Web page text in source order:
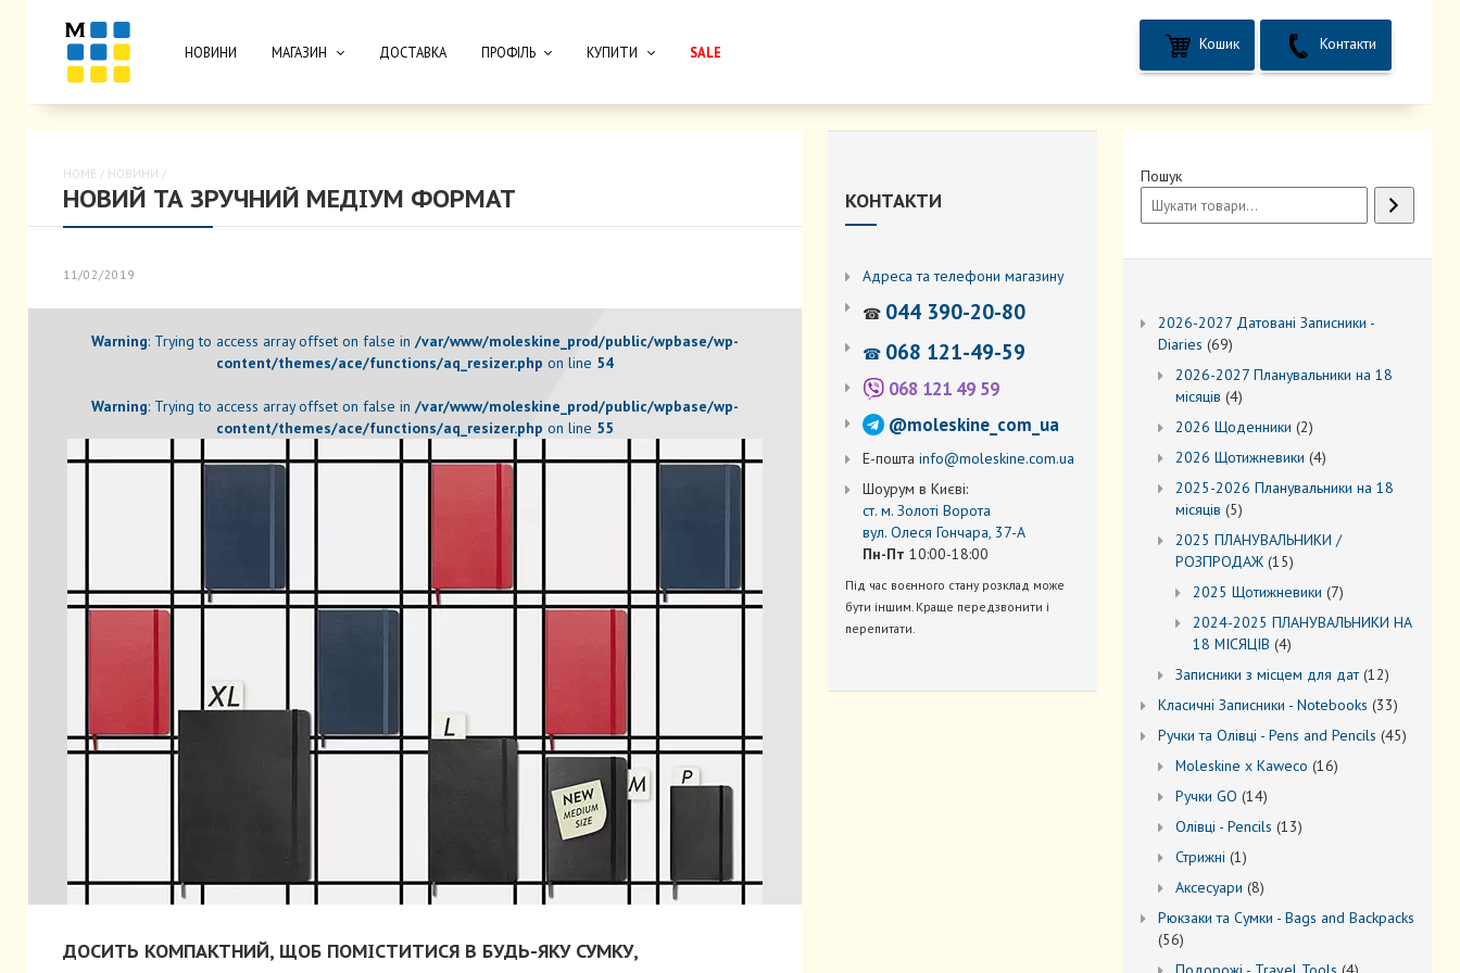
НОВИНИ МАГАЗИН ДОСТАВКА ПРОФІЛЬ КУПИТИ SALE Кошик Контакти
HOME / НОВИНИ /
НОВИЙ ТА ЗРУЧНИЙ МЕДІУМ ФОРМАТ
11/02/2019
Warning: Trying to access array offset on false in /var/www/moleskine_prod/public/wpbase/wp-
content/themes/ace/functions/aq_resizer.php on line 54
Warning: Trying to access array offset on false in /var/www/moleskine_prod/public/wpbase/wp-
content/themes/ace/functions/aq_resizer.php on line 55
ДОСИТЬ КОМПАКТНИЙ, ЩОБ ПОМІСТИТИСЯ В БУДЬ-ЯКУ СУМКУ,
КОНТАКТИ
Адреса та телефони магазину
☎ 044 390-20-80
☎ 068 121-49-59
068 121 49 59
@moleskine_com_ua
Е-пошта info@moleskine.com.ua
Шоурум в Києві:
ст. м. Золоті Ворота
вул. Олеся Гончара, 37-А
Пн-Пт 10:00-18:00
Під час воєнного стану розклад може
бути іншим. Краще передзвонити і
перепитати.
Пошук
2026-2027 Датовані Записники -
Diaries 6969
товарів
2026-2027 Планувальники на 18
місяців 44
2026 Щоденники 22
товари
2026 Щотижневики 44
2025-2026 Планувальники на 18
місяців 55
товарів
2025 ПЛАНУВАЛЬНИКИ /
РОЗПРОДАЖ 1515
товарів
2025 Щотижневики 77
товарів
2024-2025 ПЛАНУВАЛЬНИКИ НА
18 МІСЯЦІВ 44
Записники з місцем для дат 1212
товарів
Kласичні Записники - Notebooks 3333
товари
Ручки та Олівці - Pens and Pencils 4545
Moleskine x Kaweco 1616
Ручки GO 1414
товарів
Oлівці - Pencils 1313
Стрижні 11
товар
Аксесуари 88
товарів
Рюкзаки та Cумки - Bags and Backpacks
5656
товарів
4